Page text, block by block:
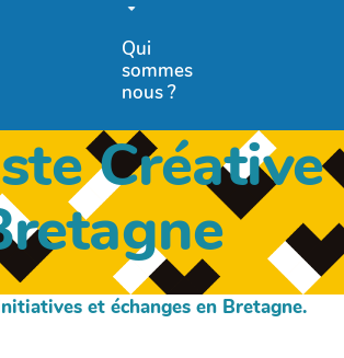
Qui
sommes
nous ?
Créative
et échanges en Bretagne.